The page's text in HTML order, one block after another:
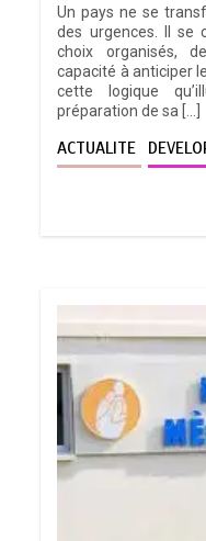
Un pays ne se
des urgences. Il se
choix organisés,
capacité à anticiper
cette logique
préparation de sa […]
ACTUALITE